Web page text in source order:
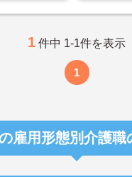
1 件中 1-1件を表示
1
雇用形態別介護職